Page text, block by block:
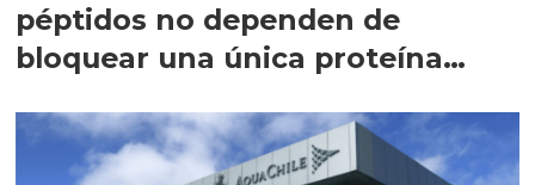
péptidos no dependen de
bloquear una única proteína